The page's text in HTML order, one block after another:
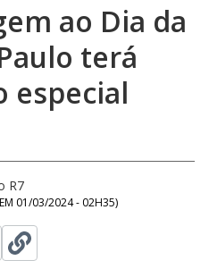
ao Dia da
terá
especial
R7
01/03/2024 - 02H35)